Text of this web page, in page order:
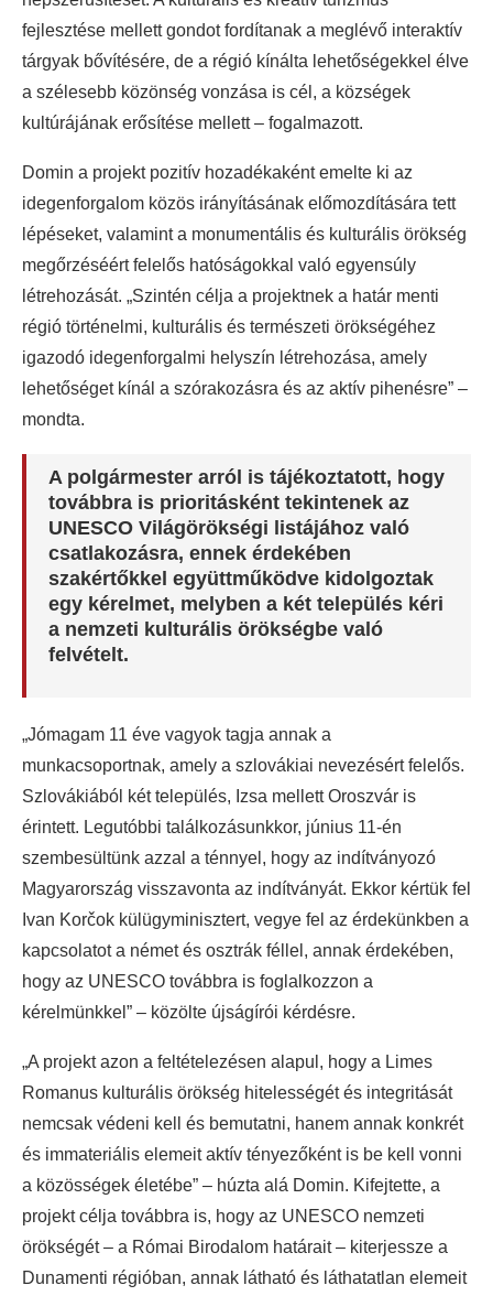
fejlesztése mellett gondot fordítanak a meglévő interaktív
tárgyak bővítésére, de a régió kínálta lehetőségekkel élve
a szélesebb közönség vonzása is cél, a községek
kultúrájának erősítése mellett – fogalmazott.
Domin a projekt pozitív hozadékaként emelte ki az
idegenforgalom közös irányításának előmozdítására tett
lépéseket, valamint a monumentális és kulturális örökség
megőrzéséért felelős hatóságokkal való egyensúly
létrehozását. „Szintén célja a projektnek a határ menti
régió történelmi, kulturális és természeti örökségéhez
igazodó idegenforgalmi helyszín létrehozása, amely
lehetőséget kínál a szórakozásra és az aktív pihenésre” –
mondta.
A polgármester arról is tájékoztatott, hogy
továbbra is prioritásként tekintenek az
UNESCO Világörökségi listájához való
csatlakozásra, ennek érdekében
szakértőkkel együttműködve kidolgoztak
egy kérelmet, melyben a két település kéri
a nemzeti kulturális örökségbe való
felvételt.
„Jómagam 11 éve vagyok tagja annak a
munkacsoportnak, amely a szlovákiai nevezésért felelős.
Szlovákiából két település, Izsa mellett Oroszvár is
érintett. Legutóbbi találkozásunkkor, június 11-én
szembesültünk azzal a ténnyel, hogy az indítványozó
Magyarország visszavonta az indítványát. Ekkor kértük fel
Ivan Korčok külügyminisztert, vegye fel az érdekünkben a
kapcsolatot a német és osztrák féllel, annak érdekében,
hogy az UNESCO továbbra is foglalkozzon a
kérelmünkkel” – közölte újságírói kérdésre.
„A projekt azon a feltételezésen alapul, hogy a Limes
Romanus kulturális örökség hitelességét és integritását
nemcsak védeni kell és bemutatni, hanem annak konkrét
és immateriális elemeit aktív tényezőként is be kell vonni
a közösségek életébe” – húzta alá Domin. Kifejtette, a
projekt célja továbbra is, hogy az UNESCO nemzeti
örökségét – a Római Birodalom határait – kiterjessze a
Dunamenti régióban, annak látható és láthatatlan elemeit